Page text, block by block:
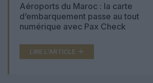
Aéroports du Maroc : la carte
d’embarquement passe au tout
numérique avec Pax Check
LIRE L'ARTICLE